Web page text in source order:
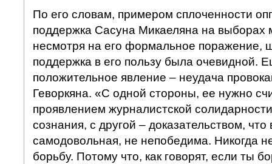
По его словам, примером сплоченности
поддержка Сасуна Микаеляна на выборах
несмотря на его формальное поражение,
поддержка в его пользу была очевидной.
положительное явление – неудача
Геворкяна. «С одной стороны, ее нужно
проявлением журналистской
сознания, с другой – доказательством, что
самодовольная, не непобедима. Никогда
борьбу. Потому что, как говорят, если ты